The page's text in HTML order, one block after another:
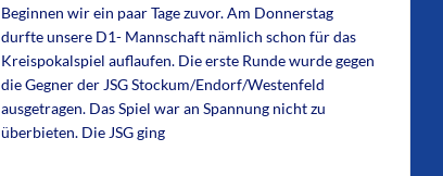
Beginnen wir ein paar Tage zuvor. Am Donnerstag
durfte unsere D1- Mannschaft nämlich schon für das
Kreispokalspiel auflaufen. Die erste Runde wurde gegen
die Gegner der JSG Stockum/Endorf/Westenfeld
ausgetragen. Das Spiel war an Spannung nicht zu
überbieten. Die JSG ging